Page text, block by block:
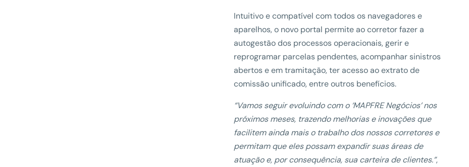
Intuitivo e compatível com todos os navegadores e
aparelhos, o novo portal permite ao corretor fazer a
autogestão dos processos operacionais, gerir e
reprogramar parcelas pendentes, acompanhar sinistros
abertos e em tramitação, ter acesso ao extrato de
comissão unificado, entre outros benefícios.
“Vamos seguir evoluindo com o ‘MAPFRE Negócios’ nos
próximos meses, trazendo melhorias e inovações que
facilitem ainda mais o trabalho dos nossos corretores e
permitam que eles possam expandir suas áreas de
atuação e, por consequência, sua carteira de clientes.”,